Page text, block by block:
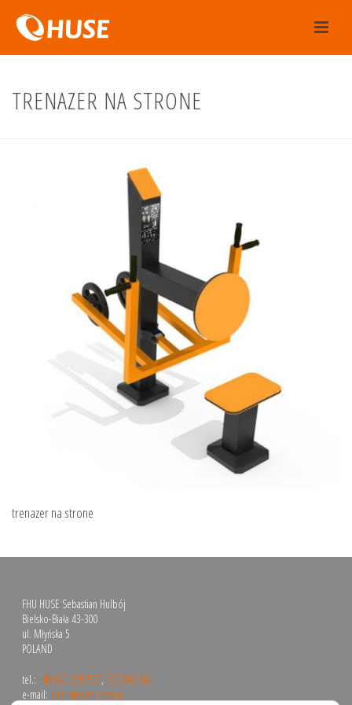
TRENAZER NA STRONE
trenazer na strone
FHU HUSE Sebastian Hulbój
Bielsko-Biała 43-300
ul. Młyńska 5
POLAND
tel.:+48 600 269 537,793 803 160
e-mail: biuro@huse.com.pl